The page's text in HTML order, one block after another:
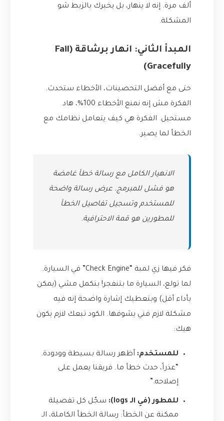
ألف مرة. إنه لا ينهار، بل يخبرك بالزبط شو
المشكلة.
المبدأ الثاني: انهار برشاقة (Fail
Gracefully)
حتى مع أفضل التحصينات، الأخطاء ستحدث.
الفكرة مش إنه نمنع الأخطاء 100%، هاد
مستحيل. الفكرة هي كيف يتعامل نظامك مع
الخطأ لما يصير.
الانهيار الكامل مع رسالة خطأ غامضة
هو فشل للمبرمج. عرض رسالة واضحة
للمستخدم وتسجيل تفاصيل الخطأ
للمطورين هو قمة الاحترافية.
فكر فيها زي لمبة “Check Engine” في السيارة.
لما تولع، السيارة ما بتنفجر! بتكمل مشي (يمكن
بأداء أقل) وبتعطيك إشارة واضحة إنه فيه
مشكلة لازم فني يشوفها. الكود تبعك لازم يكون
هيك:
للمستخدم: أظهر رسالة بسيطة وودودة.
“عذراً، حدث خطأ ما. فريقنا يعمل على
إصلاحه.”
للمطور (في الـ logs):
سجّل كل تفصيلة
ممكنة عن الخطأ: رسالة الخطأ الكاملة، الـ